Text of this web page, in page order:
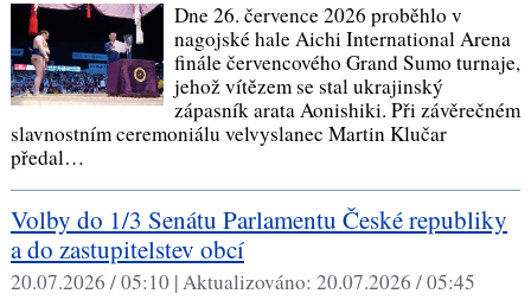
Dne 26. července 2026 proběhlo v
nagojské hale Aichi International Arena
finále červencového Grand Sumo turnaje,
jehož vítězem se stal ukrajinský
zápasník arata Aonishiki. Při závěrečném
slavnostním ceremoniálu velvyslanec Martin Klučar
předal…
Volby do 1/3 Senátu Parlamentu České republiky
a do zastupitelstev obcí
20.07.2026 / 05:10 |Aktualizováno: 20.07.2026 / 05:45